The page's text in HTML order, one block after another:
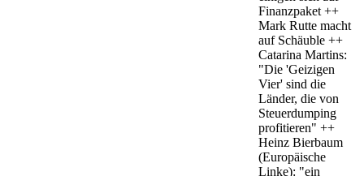
Finanzpaket ++
Mark Rutte macht
auf Schäuble ++
Catarina Martins:
"Die 'Geizigen
Vier' sind die
Länder, die von
Steuerdumping
profitieren" ++
Heinz Bierbaum
(Europäische
Linke): "ein